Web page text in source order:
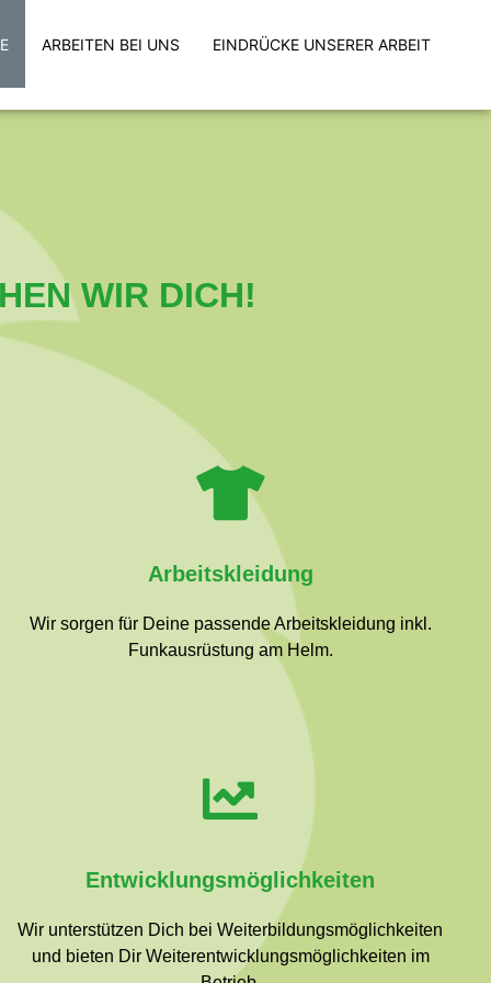
ARBEITEN BEI UNS EINDRÜCKE UNSERER ARBEIT
WIR DICH!
Arbeitskleidung
Wir sorgen für Deine passende Arbeitskleidung inkl.
Funkausrüstung am Helm.
Entwicklungsmöglichkeiten
Wir unterstützen Dich bei Weiterbildungsmöglichkeiten
und bieten Dir Weiterentwicklungsmöglichkeiten im